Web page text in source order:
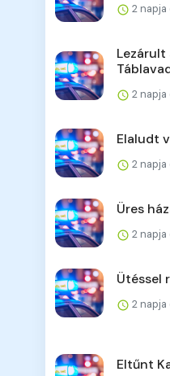
2
Lezárult
2
Elaludt
2
Üres
2
Ütéssel
2
Eltűnt